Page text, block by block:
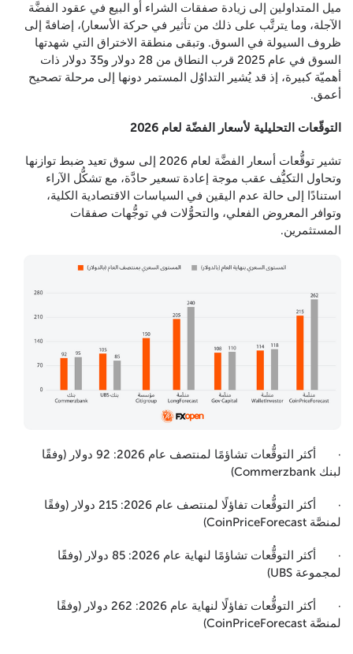
ميل المتداولين إلى زيادة صفقات الشراء أو البيع في عقود الفضَّة
الآجلة، وما يترتَّب على ذلك من تأثير في حركة الأسعار)، إضافةً إلى
ظروف السيولة في السوق. وتبقى منطقة الاختراق التي شهدتها
السوق في عام 2025 قرب النطاق من 28 دولار و35 دولار ذات
أهميّة كبيرة، إذ قد يُشير التداوُل المستمر دونها إلى مرحلة تصحيح
أعمق.
التوقّعات التحليلية لأسعار الفضّة لعام 2026
تشير توقُّعات أسعار الفضَّة لعام 2026 إلى سوق تعيد ضبط توازنها
وتحاول التكيُّف عقب موجة إعادة تسعير حادَّة، مع تشكُّل الآراء
استنادًا إلى حالة عدم اليقين في السياسات الاقتصادية الكلية،
وتوافر المعروض الفعلي، والتحوُّلات في توجُّهات صفقات
المستثمرين.
· أكثر التوقُّعات تشاؤمًا لمنتصف عام 2026: 92 دولار (وفقًا
لبنك Commerzbank)
· أكثر التوقُّعات تفاؤلًا لمنتصف عام 2026: 215 دولار (وفقًا
لمنصَّة CoinPriceForecast)
· أكثر التوقُّعات تشاؤمًا لنهاية عام 2026: 85 دولار (وفقًا
لمجموعة UBS)
· أكثر التوقُّعات تفاؤلًا لنهاية عام 2026: 262 دولار (وفقًا
لمنصَّة CoinPriceForecast)